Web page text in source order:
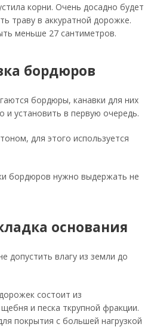
корни. Очень досадно будет
траву в аккуратной дорожке.
меньше 27 сантиметров.
бордюров
бордюры, канавки для них
и установить в первую очередь.
для этого используется
бордюров нужно выдержать не
основания
допустить влагу из земли до
состоит из
и песка ткрупной фракции.
покрытия с большей нагрузкой